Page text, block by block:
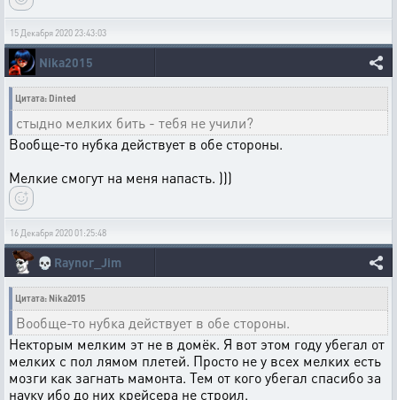
15 Декабря 2020 23:43:03
Nika2015
Цитата: Dinted
стыдно мелких бить - тебя не учили?
Вообще-то нубка действует в обе стороны.
Мелкие смогут на меня напасть. )))
16 Декабря 2020 01:25:48
💀 Raynor_Jim
Цитата: Nika2015
Вообще-то нубка действует в обе стороны.
Некторым мелким эт не в домёк. Я вот этом году убегал от
мелких с пол лямом плетей. Просто не у всех мелких есть
мозги как загнать мамонта. Тем от кого убегал спасибо за
науку ибо до них крейсера не строил.